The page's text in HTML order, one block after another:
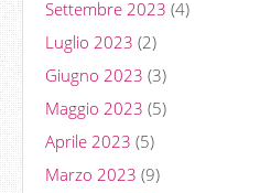
Settembre 2023 (4)
Luglio 2023 (2)
Giugno 2023 (3)
Maggio 2023 (5)
Aprile 2023 (5)
Marzo 2023 (9)